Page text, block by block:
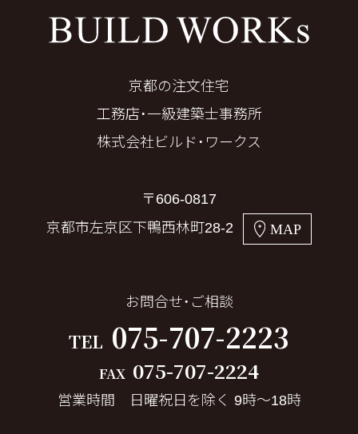
京都の注文住宅
工務店・一級建築士事務所
株式会社ビルド・ワークス
〒606-0817
京都市左京区下鴨西林町28-2
MAP
お問合せ・ご相談
TEL 075-707-2223
FAX 075-707-2224
営業時間 日曜祝日を除く 9時～18時